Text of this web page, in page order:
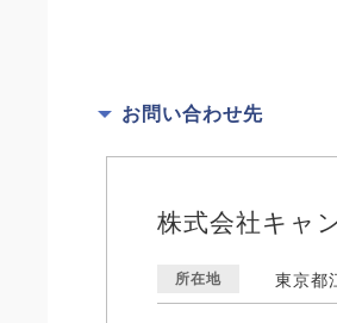
お問い合わせ先
株式会社キャ
所在地 東京都